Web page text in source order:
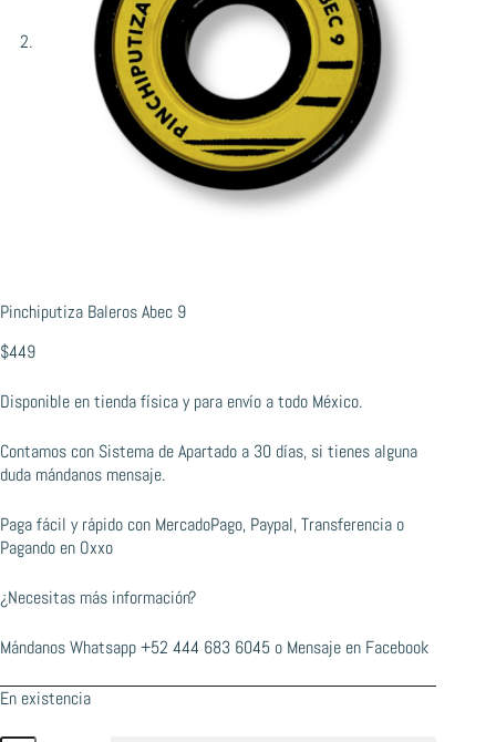
Pinchiputiza Baleros Abec 9
$449
Disponible en tienda física y para envío a todo México.
Contamos con Sistema de Apartado a 30 días, si tienes alguna
duda mándanos mensaje.
Paga fácil y rápido con MercadoPago, Paypal, Transferencia o
Pagando en Oxxo
¿Necesitas más información?
Mándanos Whatsapp+52 444 683 6045 o Mensaje en Facebook
En existencia